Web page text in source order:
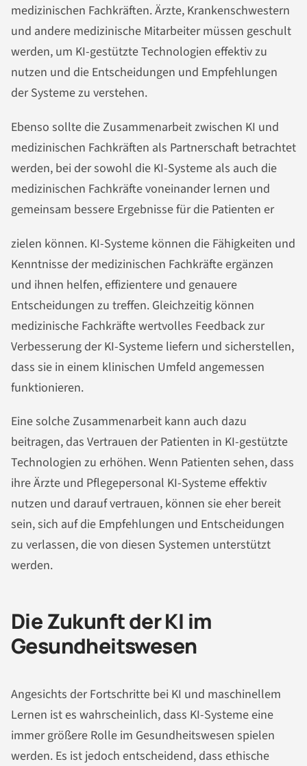
medizinischen Fachkräften. Ärzte, Krankenschwestern
und andere medizinische Mitarbeiter müssen geschult
werden, um KI-gestützte Technologien effektiv zu
nutzen und die Entscheidungen und Empfehlungen
der Systeme zu verstehen.
Ebenso sollte die Zusammenarbeit zwischen KI und
medizinischen Fachkräften als Partnerschaft betrachtet
werden, bei der sowohl die KI-Systeme als auch die
medizinischen Fachkräfte voneinander lernen und
gemeinsam bessere Ergebnisse für die Patienten er
zielen können. KI-Systeme können die Fähigkeiten und
Kenntnisse der medizinischen Fachkräfte ergänzen
und ihnen helfen, effizientere und genauere
Entscheidungen zu treffen. Gleichzeitig können
medizinische Fachkräfte wertvolles Feedback zur
Verbesserung der KI-Systeme liefern und sicherstellen,
dass sie in einem klinischen Umfeld angemessen
funktionieren.
Eine solche Zusammenarbeit kann auch dazu
beitragen, das Vertrauen der Patienten in KI-gestützte
Technologien zu erhöhen. Wenn Patienten sehen, dass
ihre Ärzte und Pflegepersonal KI-Systeme effektiv
nutzen und darauf vertrauen, können sie eher bereit
sein, sich auf die Empfehlungen und Entscheidungen
zu verlassen, die von diesen Systemen unterstützt
werden.
Die Zukunft der KI im
Gesundheitswesen
Angesichts der Fortschritte bei KI und maschinellem
Lernen ist es wahrscheinlich, dass KI-Systeme eine
immer größere Rolle im Gesundheitswesen spielen
werden. Es ist jedoch entscheidend, dass ethische